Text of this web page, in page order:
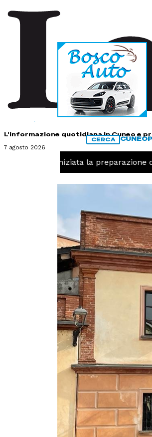
L'informazione quotidiana in Cuneo e
7 agosto 2026
CERCA CUNEO
Pallavolo, iniziata la preparazione